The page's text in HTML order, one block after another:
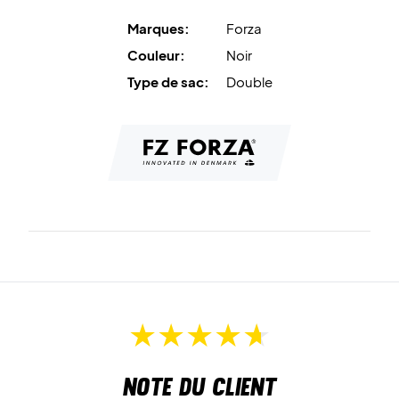
Marques:
Forza
Couleur:
Noir
Type de sac:
Double
Note du client